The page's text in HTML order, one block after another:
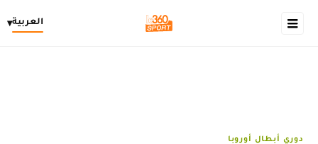
العربية▾
دوري أبطال أوروبا